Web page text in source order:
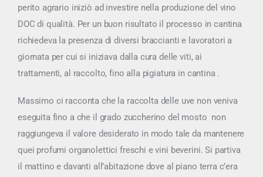
perito agrario iniziò ad investire nella produzione del vino
DOC di qualità. Per un buon risultato il processo in cantina
richiedeva la presenza di diversi braccianti e lavoratori a
giornata per cui si iniziava dalla cura delle viti, ai
trattamenti, al raccolto, fino alla pigiatura in cantina .
Massimo ci racconta che la raccolta delle uve non veniva
eseguita fino a che il grado zuccherino del mosto non
raggiungeva il valore desiderato in modo tale da mantenere
quei profumi organolettici freschi e vini beverini. Si partiva
il mattino e davanti all’abitazione dove al piano terra c’era